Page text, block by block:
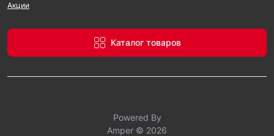
Акции
Каталог товаров
Powered By
Amper © 2026